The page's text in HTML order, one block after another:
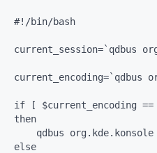
#!/bin/bash
current_session=`qdbus
current_encoding=`qdbus
if [ $current_encoding ==
then
qdbus
else